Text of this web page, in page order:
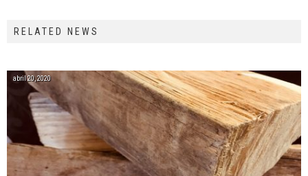
RELATED NEWS
abril 20, 2020